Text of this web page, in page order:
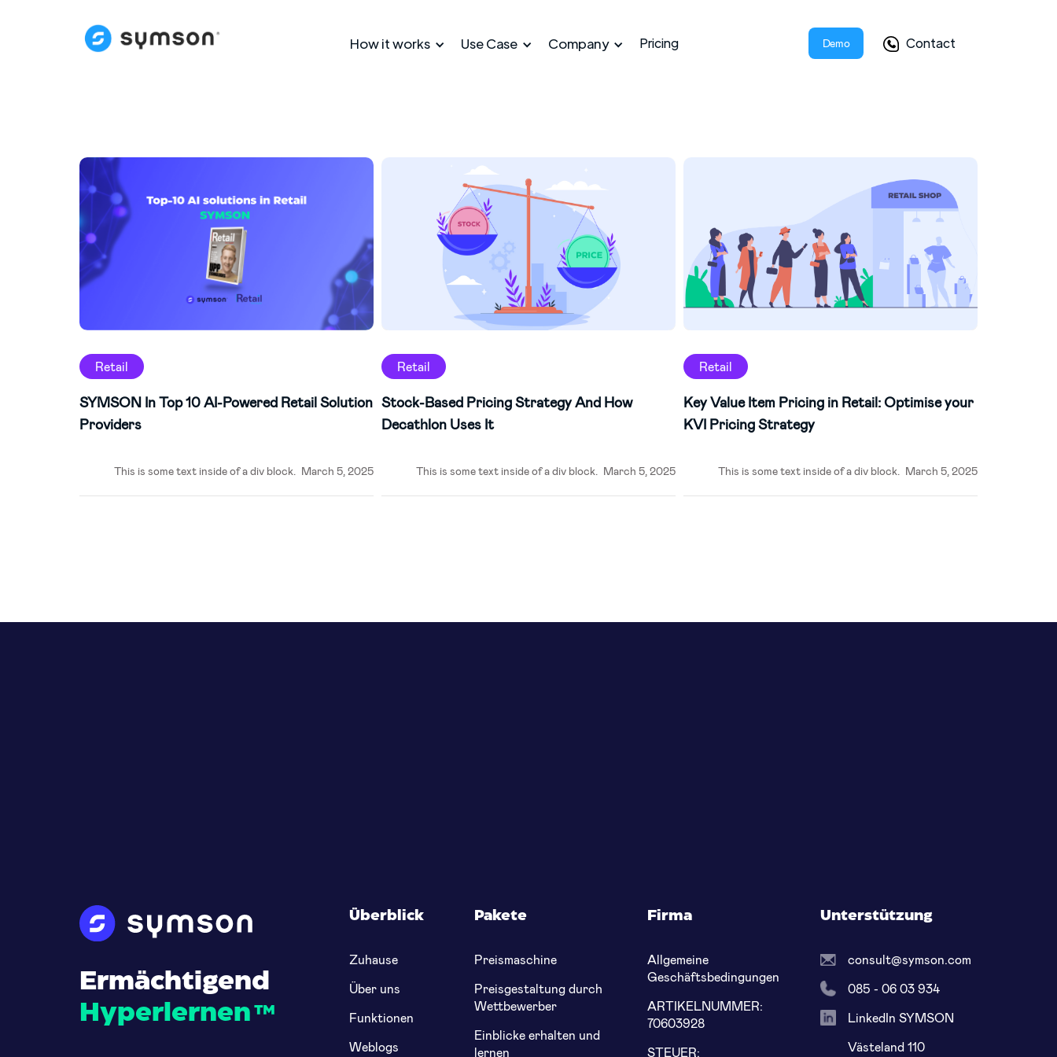
How it works Use Case Company Pricing Demo Contact
Retail
SYMSON In Top 10 AI-Powered Retail Solution
Providers
This is some text inside of a div block. March 5, 2025
Retail
Stock-Based Pricing Strategy And How
Decathlon Uses It
This is some text inside of a div block. March 5, 2025
Retail
Key Value Item Pricing in Retail: Optimise your
KVI Pricing Strategy
This is some text inside of a div block. March 5, 2025
Ermächtigend
Hyperlernen™
Überblick
Zuhause
Über uns
Funktionen
Weblogs
Pakete
Preismaschine
Preisgestaltung durch
Wettbewerber
Einblicke erhalten und
lernen
Firma
Allgemeine
Geschäftsbedingungen
ARTIKELNUMMER:
70603928
STEUER:
Unterstützung
consult@symson.com
085 - 06 03 934
LinkedIn SYMSON
Västeland 110